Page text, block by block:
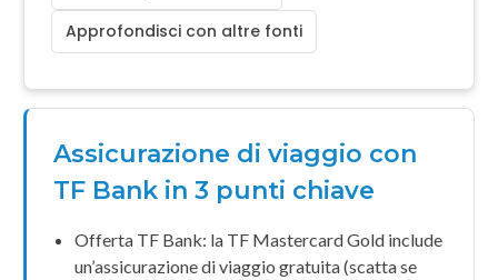
Approfondisci con altre fonti
Assicurazione di viaggio con
TF Bank in 3 punti chiave
Offerta TF Bank: la TF Mastercard Gold include
un’assicurazione di viaggio gratuita (scatta se